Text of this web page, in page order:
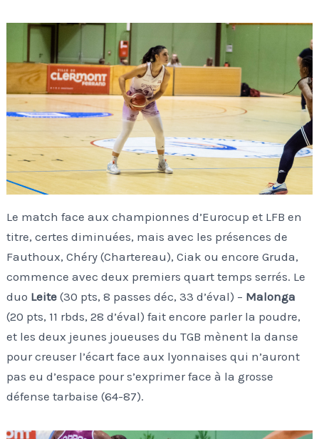
Le match face aux championnes d’Eurocup et LFB en
titre, certes diminuées, mais avec les présences de
Fauthoux, Chéry (Chartereau), Ciak ou encore Gruda,
commence avec deux premiers quart temps serrés. Le
duo Leite (30 pts, 8 passes déc, 33 d’éval) – Malonga
(20 pts, 11 rbds, 28 d’éval) fait encore parler la poudre,
et les deux jeunes joueuses du TGB mènent la danse
pour creuser l’écart face aux lyonnaises qui n’auront
pas eu d’espace pour s’exprimer face à la grosse
défense tarbaise (64-87).